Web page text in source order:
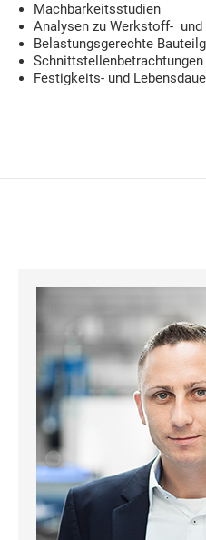
Machbarkeitsstudien
Analysen zu Werkstoff-
Belastungsgerechte
Schnittstellenbetrachtungen
Festigkeits- und